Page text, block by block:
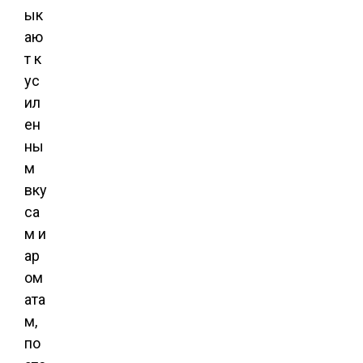
ык
аю
т к
ус
ил
ен
ны
м
вку
са
м и
ар
ом
ата
м,
по